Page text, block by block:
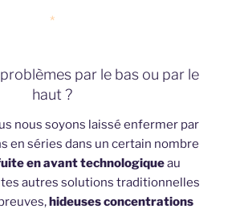
*
par le bas ou par le
haut ?
nous soyons laissé enfermer par
en séries dans un certain nombre
en avant technologiqueau
autres solutions traditionnelles
hideuses concentrations